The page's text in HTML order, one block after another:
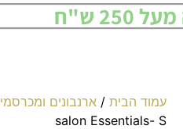
ש"ח
עמוד הבית/ ארנבונים
salon Essentials- S